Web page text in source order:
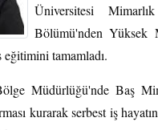
Üniversitesi
Bölümü'nden Yüksek
tamamladı.
Müdürlüğü'nde Baş
kurarak serbest iş